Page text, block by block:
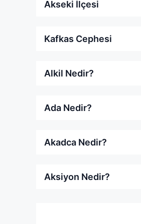
Akseki İlçesi
Kafkas Cephesi
Alkil Nedir?
Ada Nedir?
Akadca Nedir?
Aksiyon Nedir?